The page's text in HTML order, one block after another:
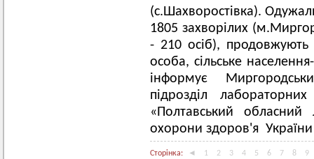
(с.Шахворостівка).
1805 захворілих
- 210 осіб), продовжують
особа, сільське
інформує
підрозділ
«Полтавський обласний
охорони здоров'я
Сторінка: ◄ 1 2 3 4 5 6 7 8
9